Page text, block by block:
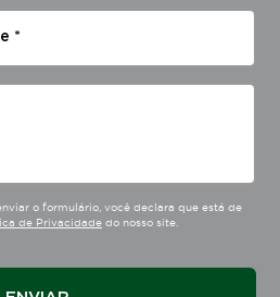
*
o formulário, você declara que está de
de Privacidade do nosso site.